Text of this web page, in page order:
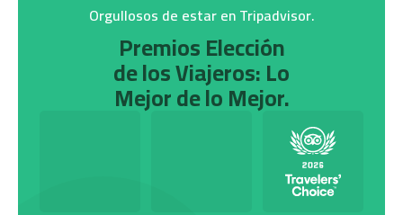
Orgullosos de estar en Tripadvisor.
Premios Elección
de los Viajeros: Lo
Mejor de lo Mejor.